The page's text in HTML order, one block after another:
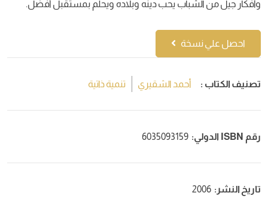
وأفكار جيل من الشباب يحب دينه وبلاده ويحلم بمستقبل أفضل.
احصل علي نسخة
تصنيف الكتاب : أحمد الشقيري تنمية ذاتية
رقم ISBN الدولي: 6035093159
تاريخ النشر: 2006